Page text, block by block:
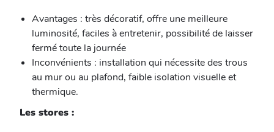
Avantages : très décoratif, offre une meilleure
luminosité, faciles à entretenir, possibilité de laisser
fermé toute la journée
Inconvénients : installation qui nécessite des trous
au mur ou au plafond, faible isolation visuelle et
thermique.
Les stores :